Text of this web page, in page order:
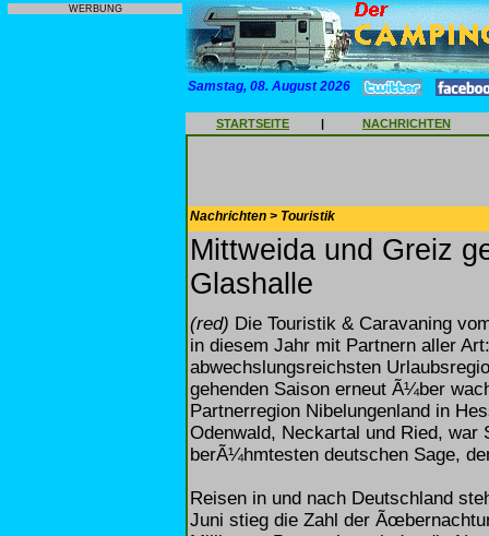
WERBUNG
Samstag, 08. August 2026
STARTSEITE | NACHRICHTEN
Nachrichten > Touristik
Mittweida und Greiz
Glashalle
(red) Die Touristik & Caravaning
in diesem Jahr mit Partnern aller
abwechslungsreichsten
gehenden Saison erneut Ã¼ber
Partnerregion Nibelungenland in
Odenwald, Neckartal und Ried,
berÃ¼hmtesten deutschen Sage,
Reisen in und nach Deutschland
Juni stieg die Zahl der